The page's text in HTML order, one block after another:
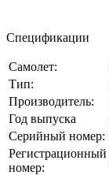
Спецификации
Самолет:
Тип:
Производитель:
Год выпуска
Серийный номер:
Регистрационный
номер: